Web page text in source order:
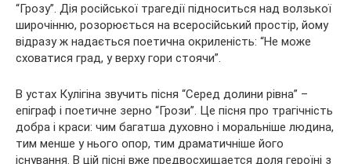
“Грозу”. Дія російської трагедії підноситься над волзької
широчінню, розорюється на всеросійський простір, йому
відразу ж надається поетична окриленість: “Не може
сховатися град, у верху гори стоячи”.
В устах Кулігіна звучить пісня “Серед долини рівна” –
епіграф і поетичне зерно “Грози”. Це пісня про трагічність
добра і краси: чим багатша духовно і моральніше людина,
тим менше у нього опор, тим драматичніше його
існування. В цій пісні вже предвосхищается доля героїні з